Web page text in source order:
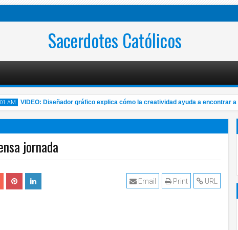
Sacerdotes Católicos
VIDEO: Diseñador gráfico explica cómo la creatividad ayuda a encontrar a
jornada
URL
Print
Email